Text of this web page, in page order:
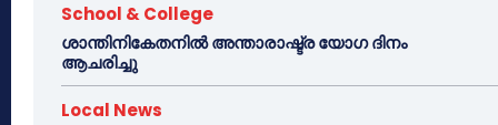
School & College
ശാന്തിനികേതനിൽ അന്താരാഷ്ട്ര യോഗ ദിനം
ആചരിച്ചു
Local News